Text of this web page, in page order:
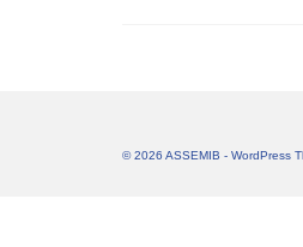
© 2026 ASSEMIB - WordPress